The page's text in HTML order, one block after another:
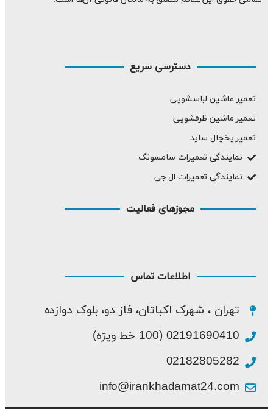
دسترسی سریع
تعمیر ماشین لباسشویی
تعمیر ماشین ظرفشویی
تعمیر یخچال ساید
نمایندگی تعمیرات سامسونگ
نمایندگی تعمیرات ال جی
مجوزهای فعالیت
اطلاعات تماس
تهران ، شهرک اکباتان، فاز دو، بلوک دوازده
02191690410 (100 خط ویژه)
02182805282
info@irankhadamat24.com